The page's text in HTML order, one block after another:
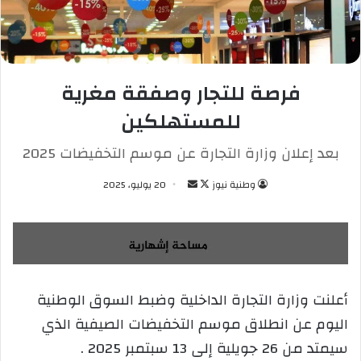
فرصة للتجار وصفقة مغرية
للمستهلكين
بعد إعلان وزارة التجارة عن موسم التخفيضات 2025
وطنية نيوز
ت
ب
ع
ع
ى
X
س
ل
ب
ي
د
20 يوليو، 2025
أعلنت وزارة التجارة الداخلية وضبط السوق الوطنية
اليوم عن انطلاق موسم التخفيضات الصيفية الذي
سيمتد من 26 جويلية إلى 13 سبتمبر 2025 .